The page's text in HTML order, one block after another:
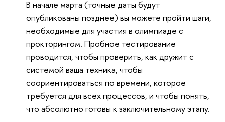
В начале марта (точные даты будут
опубликованы позднее) вы можете пройти шаги,
необходимые для участия в олимпиаде с
прокторингом. Пробное тестирование
проводится, чтобы проверить, как дружит с
системой ваша техника, чтобы
соориентироваться по времени, которое
требуется для всех процессов, и чтобы понять,
что абсолютно готовы к заключительному этапу.